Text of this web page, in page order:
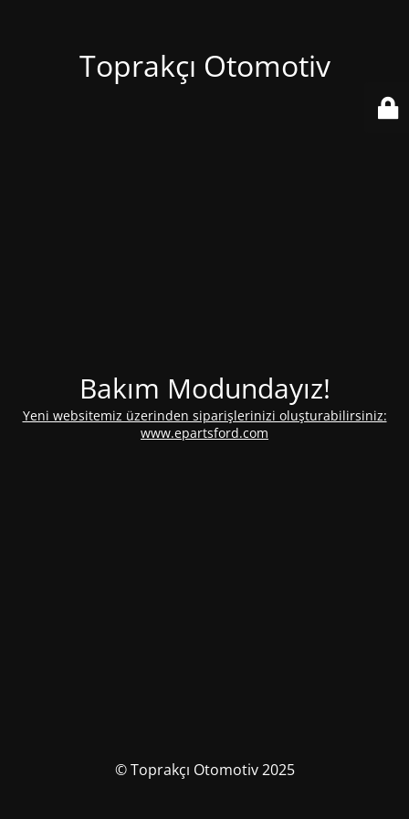
Toprakçı Otomotiv
Bakım Modundayız!
Yeni websitemiz üzerinden siparişlerinizi oluşturabilirsiniz:
www.epartsford.com
© Toprakçı Otomotiv 2025